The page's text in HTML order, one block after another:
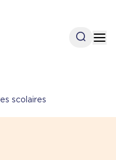
Open
scolaires